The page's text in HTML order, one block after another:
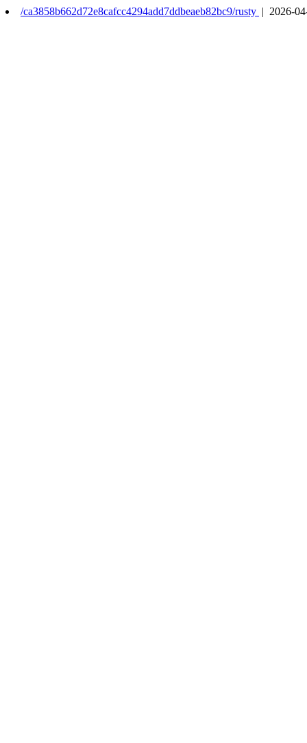
/ca3858b662d72e8cafcc4294add7ddbeaeb82bc9/rusty | 2026-